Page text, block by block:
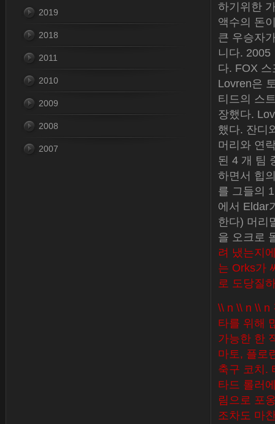
하기위한
액수의 돈
큰 우승자
니다. 2005
다. FOX
Lovren은
티드의 스
장했다.
했다. 잔디
머리와 연
된 4 개 팀
하면서 힙
를 그들의
에서 Eldar
한다) 머리
을 오크로
려 냈는지
는 Orks가
로 도당질
\\ n \\ n \\ n
타를 위해
가능한 한
마토, 플로
축구 코치.
타드 롤러
림으로 포
조차도 마
2019
2018
2011
2010
2009
2008
2007